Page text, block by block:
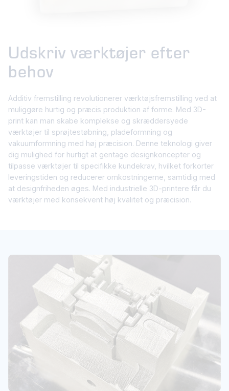
Udskriv værktøjer efter
behov
Additiv fremstilling revolutionerer værktøjsfremstilling ved at
muliggøre hurtig og præcis produktion af forme. Med 3D-
print kan man skabe komplekse og skræddersyede
værktøjer til sprøjtestøbning, pladeformning og
vakuumformning med høj præcision. Denne teknologi giver
dig mulighed for hurtigt at gentage designkoncepter og
tilpasse værktøjer til specifikke kundekrav, hvilket forkorter
leveringstiden og reducerer omkostningerne, samtidig med
at designfriheden øges. Med industrielle 3D-printere får du
værktøjer med konsekvent høj kvalitet og præcision.